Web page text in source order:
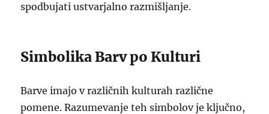
spodbujati ustvarjalno razmišljanje.
Simbolika Barv po Kulturi
Barve imajo v različnih kulturah različne
pomene. Razumevanje teh simbolov je ključno,